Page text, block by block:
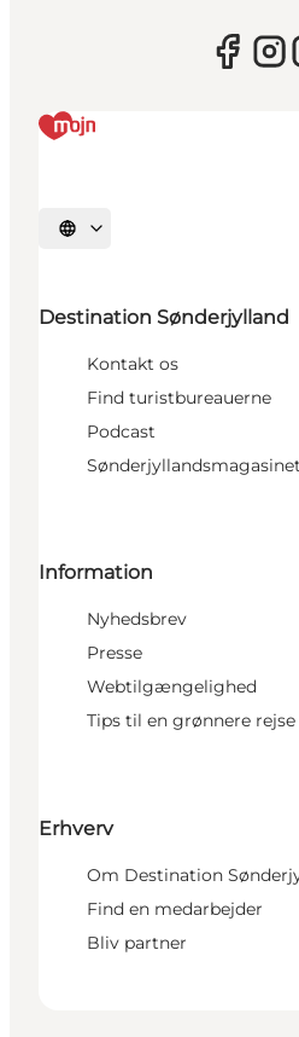
Vælg sprog
Destination Sønderjylland
Kontakt os
Find turistbureauerne
Podcast
Information
Nyhedsbrev
Presse
Webtilgængelighed
Tips til en grønnere rejse
Erhverv
Om Destination
Find en medarbejder
Bliv partner